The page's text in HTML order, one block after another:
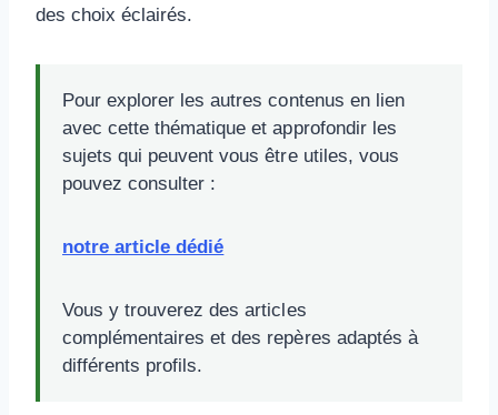
des choix éclairés.
Pour explorer les autres contenus en lien
avec cette thématique et approfondir les
sujets qui peuvent vous être utiles, vous
pouvez consulter :
notre article dédié
Vous y trouverez des articles
complémentaires et des repères adaptés à
différents profils.